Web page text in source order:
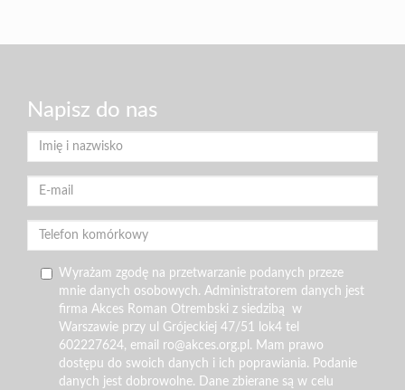
Napisz do nas
Wyrażam zgodę na przetwarzanie podanych przeze
mnie danych osobowych. Administratorem danych jest
firma Akces Roman Otrembski z siedzibą w
Warszawie przy ul Grójeckiej 47/51 lok4 tel
602227624, email ro@akces.org.pl. Mam prawo
dostępu do swoich danych i ich poprawiania. Podanie
danych jest dobrowolne. Dane zbierane są w celu